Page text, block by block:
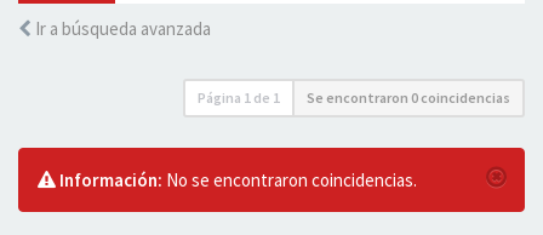
Ir a búsqueda avanzada
Página 1 de 1 Se encontraron 0 coincidencias
Información: No se encontraron coincidencias.